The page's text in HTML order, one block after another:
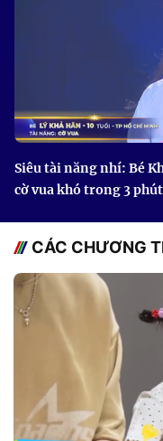
Siêu tài năng nhí: Bé
cờ vua khó trong 3 phút
CÁC CHƯƠNG